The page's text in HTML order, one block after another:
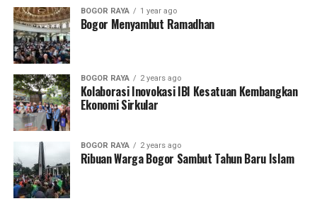
SWT., awit sampun kathah nikmat peparingipun
dhumateng kula dalasan panjenengan sedaya.
Maliginipun nikmat hidayah Islam, séhat menapa déné
kesempatan. Sahingga wonten ing wekdal lan ing
panggénan mriki kita taksih saged nindakaken
sapérangan dhawuhipun Allah SWT., inggih menika
nindakaken ibadah Jum’at kanthi sesarengan (jamaah).
Kanthi raos syukur ingkang makaten menika mugi Allah
SWT., tansah hanambahi nikmat karunianipun
dhumateng kita sedaya. Aamiin yaa rabbal’alamiin.
Sak lajengipun, minangka pendèrèkipun ingkang tansah
BOGOR RAYA 1 year ago
Bogor Menyambut Ramadhan
BOGOR RAYA 2 years ago
Kolaborasi Inovokasi IBI Kesatuan Kembangkan
Ekonomi Sirkular
BOGOR RAYA 2 years ago
Ribuan Warga Bogor Sambut Tahun Baru Islam